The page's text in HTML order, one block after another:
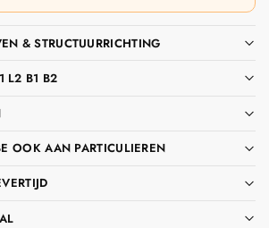
& STRUCTUURRICHTING
L2 B1 B2
OOK AAN PARTICULIEREN